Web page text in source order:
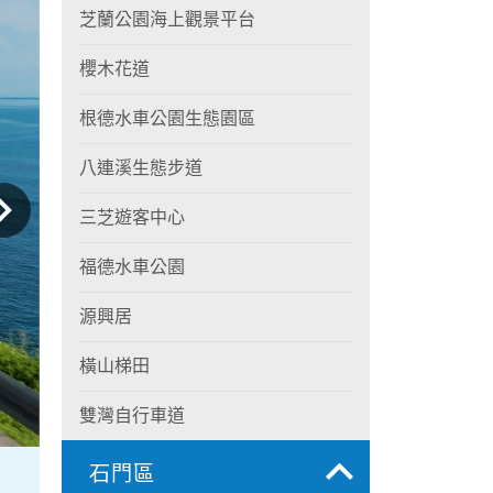
芝蘭公園海上觀景平台
櫻木花道
根德水車公園生態園區
八連溪生態步道
三芝遊客中心
福德水車公園
源興居
橫山梯田
雙灣自行車道
石門區